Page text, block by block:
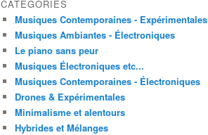
CATÉGORIES
Musiques Contemporaines - Expérimentales
Musiques Ambiantes - Électroniques
Le piano sans peur
Musiques Électroniques etc...
Musiques Contemporaines - Électroniques
Drones & Expérimentales
Minimalisme et alentours
Hybrides et Mélanges